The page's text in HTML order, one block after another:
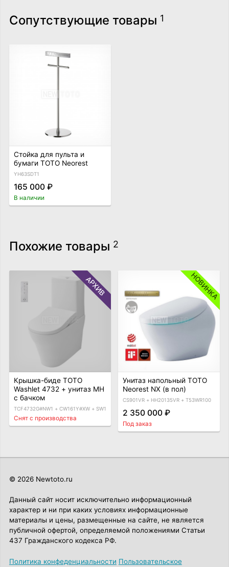
Сопутствующие товары 1
Стойка для пульта и
бумаги TOTO Neorest
YH63SDT1
165 000 ₽
В наличии
Похожие товары 2
АРХИВ
Крышка-биде TOTO
Washlet 4732 + унитаз MH
с бачком
TCF4732G#NW1 + CW161Y#XW + SW10044G1
Снят с производства
НОВИНКА
Унитаз напольный TOTO
Neorest NX (в пол)
CS901VR + HH20135VR + T53WR100
2 350 000 ₽
Под заказ
© 2026 Newtoto.ru
Данный сайт носит исключительно информационный
характер и ни при каких условиях информационные
материалы и цены, размещенные на сайте, не является
публичной офертой, определяемой положениями Статьи
437 Гражданского кодекса РФ.
Политика конфеденциальности Пользовательское